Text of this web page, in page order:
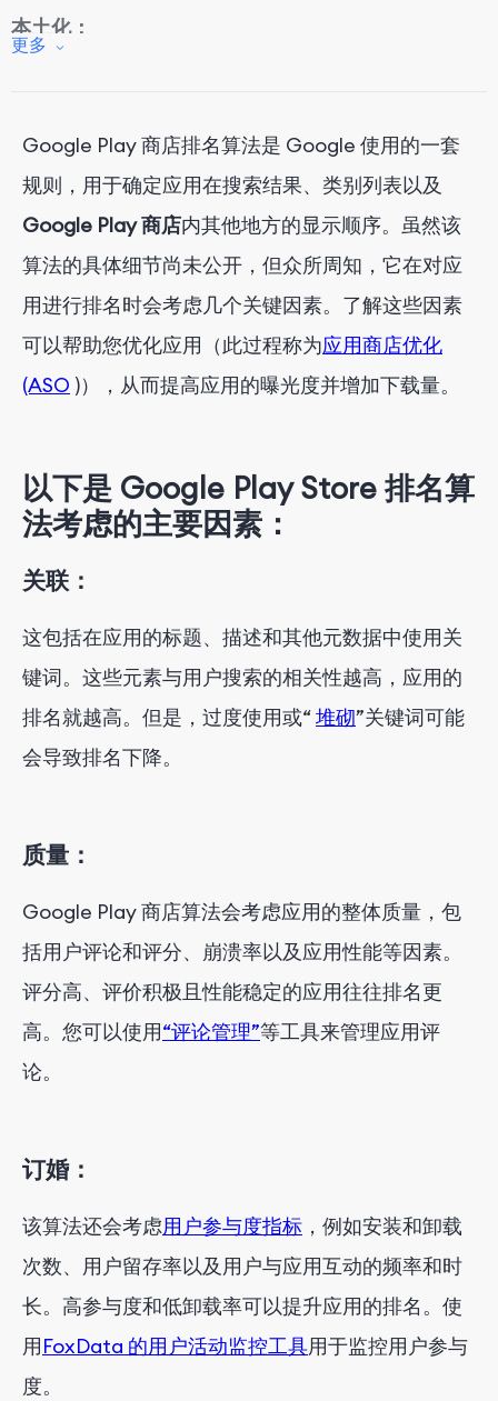
本土化：
更多
Google Play 商店排名算法是 Google 使用的一套
规则，用于确定应用在搜索结果、类别列表以及
Google Play 商店内其他地方的显示顺序。虽然该
算法的具体细节尚未公开，但众所周知，它在对应
用进行排名时会考虑几个关键因素。了解这些因素
可以帮助您优化应用（此过程称为应用商店优化
(ASO )），从而提高应用的曝光度并增加下载量。
以下是 Google Play Store 排名算
法考虑的主要因素：
关联：
这包括在应用的标题、描述和其他元数据中使用关
键词。这些元素与用户搜索的相关性越高，应用的
排名就越高。但是，过度使用或“堆砌”关键词可能
会导致排名下降。
质量：
Google Play 商店算法会考虑应用的整体质量，包
括用户评论和评分、崩溃率以及应用性能等因素。
评分高、评价积极且性能稳定的应用往往排名更
高。您可以使用“评论管理”等工具来管理应用评
论。
订婚：
该算法还会考虑用户参与度指标 ，例如安装和卸载
次数、用户留存率以及用户与应用互动的频率和时
长。高参与度和低卸载率可以提升应用的排名。使
用FoxData 的用户活动监控工具用于监控用户参与
度。